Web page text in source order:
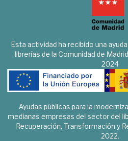
Esta actividad ha recibido una
librerías de la Comunidad de
2024
Ayudas públicas para la
medianas empresas del sector del
Recuperación, Transformación y
2022.